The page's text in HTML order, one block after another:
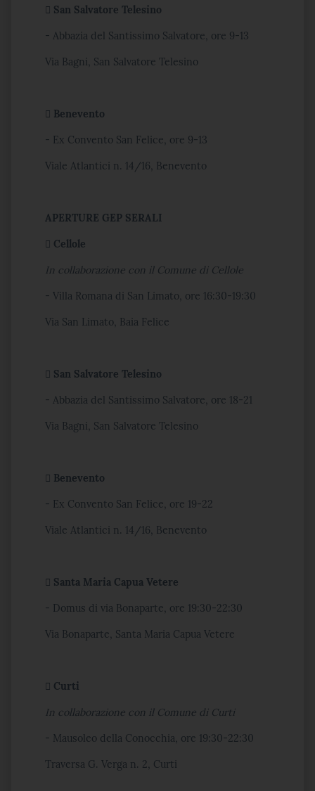
 San Salvatore Telesino
- Abbazia del Santissimo Salvatore, ore 9-13
Via Bagni, San Salvatore Telesino
 Benevento
- Ex Convento San Felice, ore 9-13
Viale Atlantici n. 14/16, Benevento
APERTURE GEP SERALI
 Cellole
In collaborazione con il Comune di Cellole
- Villa Romana di San Limato, ore 16:30-19:30
Via San Limato, Baia Felice
 San Salvatore Telesino
- Abbazia del Santissimo Salvatore, ore 18-21
Via Bagni, San Salvatore Telesino
 Benevento
- Ex Convento San Felice, ore 19-22
Viale Atlantici n. 14/16, Benevento
 Santa Maria Capua Vetere
- Domus di via Bonaparte, ore 19:30-22:30
Via Bonaparte, Santa Maria Capua Vetere
 Curti
In collaborazione con il Comune di Curti
- Mausoleo della Conocchia, ore 19:30-22:30
Traversa G. Verga n. 2, Curti